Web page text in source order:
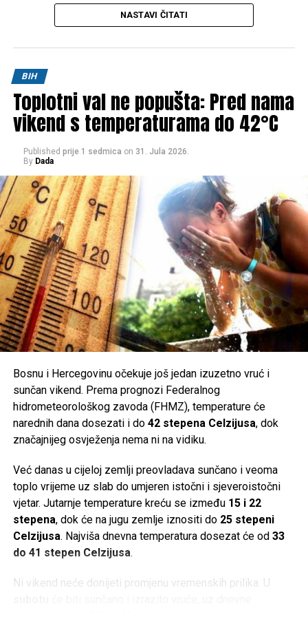
Tweet Share
Mail
NASTAVI ČITATI
BIH
Toplotni val ne popušta: Pred nama
vikend s temperaturama do 42°C
Published prije 1 sedmica on 31. Jula 2026.
By Dada
Bosnu i Hercegovinu očekuje još jedan izuzetno vruć i
sunčan vikend. Prema prognozi Federalnog
hidrometeorološkog zavoda (FHMZ), temperature će
narednih dana dosezati i do 42 stepena Celzijusa, dok
značajnijeg osvježenja nema ni na vidiku.
Već danas u cijeloj zemlji preovladava sunčano i veoma
toplo vrijeme uz slab do umjeren istočni i sjeveroistočni
vjetar. Jutarnje temperature kreću se između 15 i 22
stepena, dok će na jugu zemlje iznositi do 25 stepeni
Celzijusa. Najviša dnevna temperatura dosezat će od 33
do 41 stepen Celzijusa.
Ni vikend neće donijeti promjenu vremenskih prilika. U